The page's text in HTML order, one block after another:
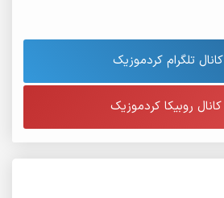
کانال تلگرام کردموزیک
کانال روبیکا کردموزیک